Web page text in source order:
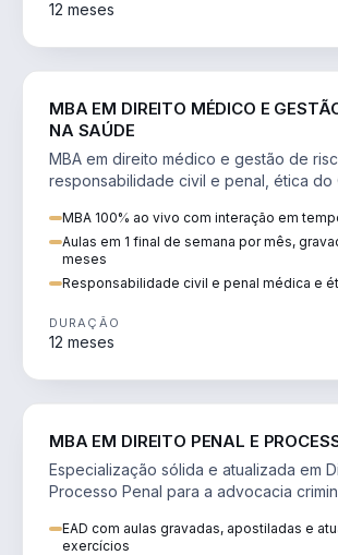
12 meses
MBA EM DIREITO MÉDICO E
NA SAÚDE
MBA em direito médico e gestão de
responsabilidade civil e penal, ética do
MBA 100% ao vivo com interação em
Aulas em 1 final de semana por mês,
meses
Responsabilidade civil e penal médica e
DURAÇÃO
12 meses
MBA EM DIREITO PENAL E
Especialização sólida e atualizada em
Processo Penal para a advocacia
EAD com aulas gravadas, apostiladas e
exercícios